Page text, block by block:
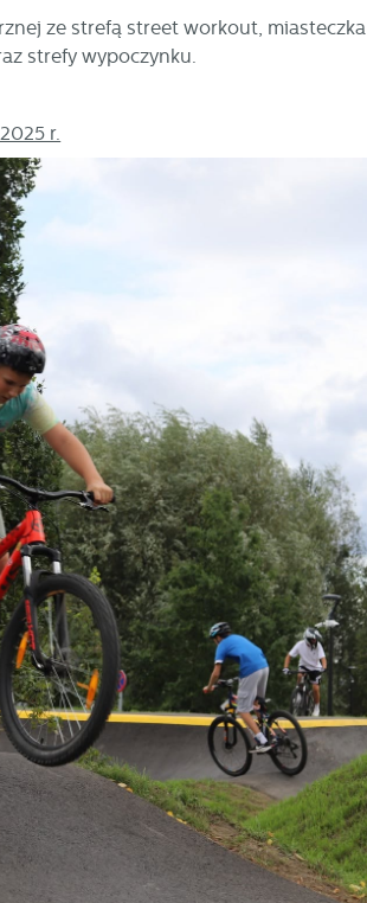
ze strefą street workout, miasteczka
strefy wypoczynku.
r.